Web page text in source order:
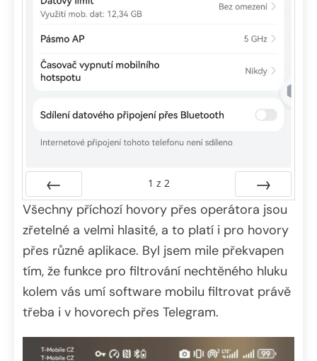
Předchozí
1 z 2
Další
Všechny příchozí hovory přes operátora jsou
zřetelné a velmi hlasité, a to platí i pro hovory
přes různé aplikace. Byl jsem mile překvapen
tím, že funkce pro filtrování nechtěného hluku
kolem vás umí software mobilu filtrovat právě
třeba i v hovorech přes Telegram.